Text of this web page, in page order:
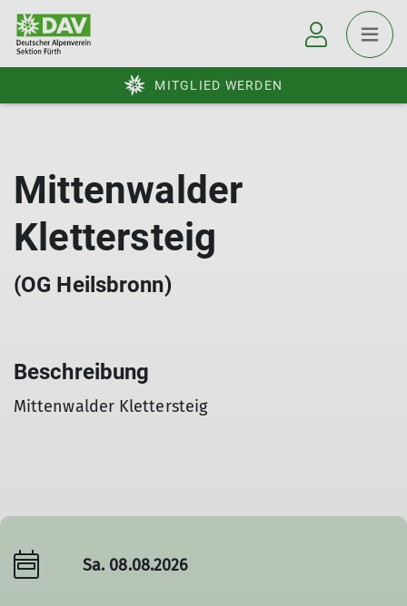
MITGLIED WERDEN
Mittenwalder
Klettersteig
(OG Heilsbronn)
Beschreibung
Mittenwalder Klettersteig
Sa. 08.08.2026